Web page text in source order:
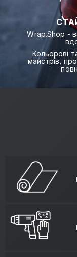
Wrap.Shop -
Кольорові
майстрів,